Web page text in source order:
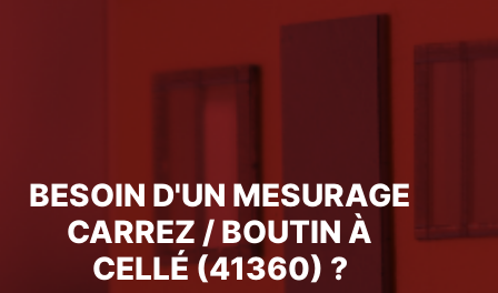
BESOIN D'UN MESURAGE
CARREZ / BOUTIN À
CELLÉ (41360) ?